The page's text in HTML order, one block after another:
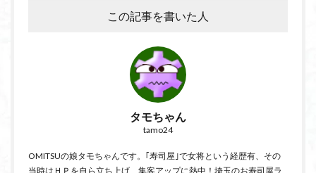
この記事を書いた人
タモちゃん
tamo24
OMITSUの娘タモちゃんです。｢寿司屋｣で女将という経歴有、その
当時はＨＰを自ら立ち上げ、集客アップに熱中！埼玉のお寿司屋ラ